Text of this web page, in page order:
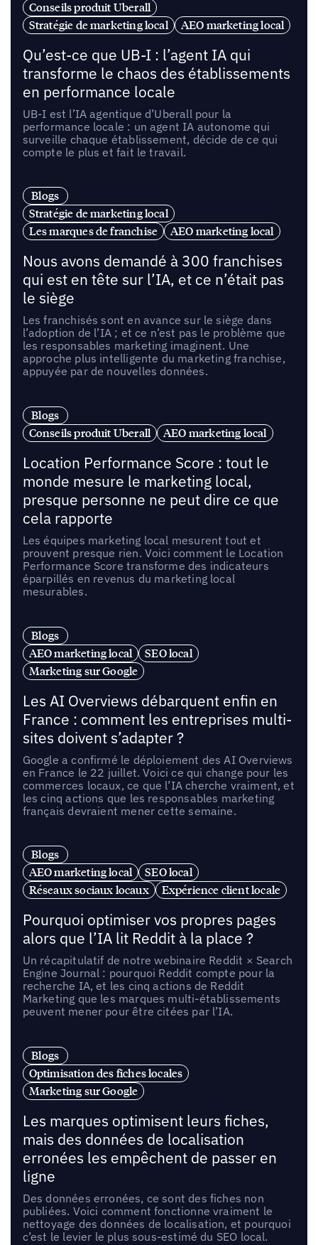
Conseils produit Uberall
Stratégie de marketing local
AEO marketing local
Qu’est-ce que UB-I : l’agent IA qui
transforme le chaos des établissements
en performance locale
UB-I est l’IA agentique d’Uberall pour la
performance locale : un agent IA autonome qui
surveille chaque établissement, décide de ce qui
compte le plus et fait le travail.
Blogs
Stratégie de marketing local
Les marques de franchise
AEO marketing local
Nous avons demandé à 300 franchises
qui est en tête sur l’IA, et ce n’était pas
le siège
Les franchisés sont en avance sur le siège dans
l’adoption de l’IA ; et ce n’est pas le problème que
les responsables marketing imaginent. Une
approche plus intelligente du marketing franchise,
appuyée par de nouvelles données.
Blogs
Conseils produit Uberall
AEO marketing local
Location Performance Score : tout le
monde mesure le marketing local,
presque personne ne peut dire ce que
cela rapporte
Les équipes marketing local mesurent tout et
prouvent presque rien. Voici comment le Location
Performance Score transforme des indicateurs
éparpillés en revenus du marketing local
mesurables.
Blogs
AEO marketing local
SEO local
Marketing sur Google
Les AI Overviews débarquent enfin en
France : comment les entreprises multi-
sites doivent s’adapter ?
Google a confirmé le déploiement des AI Overviews
en France le 22 juillet. Voici ce qui change pour les
commerces locaux, ce que l’IA cherche vraiment, et
les cinq actions que les responsables marketing
français devraient mener cette semaine.
Blogs
AEO marketing local
SEO local
Réseaux sociaux locaux
Expérience client locale
Pourquoi optimiser vos propres pages
alors que l’IA lit Reddit à la place ?
Un récapitulatif de notre webinaire Reddit × Search
Engine Journal : pourquoi Reddit compte pour la
recherche IA, et les cinq actions de Reddit
Marketing que les marques multi-établissements
peuvent mener pour être citées par l’IA.
Blogs
Optimisation des fiches locales
Marketing sur Google
Les marques optimisent leurs fiches,
mais des données de localisation
erronées les empêchent de passer en
ligne
Des données erronées, ce sont des fiches non
publiées. Voici comment fonctionne vraiment le
nettoyage des données de localisation, et pourquoi
c’est le levier le plus sous-estimé du SEO local.